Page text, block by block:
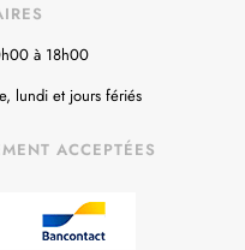
à 18h00
lundi et jours fériés
ACCEPTÉES